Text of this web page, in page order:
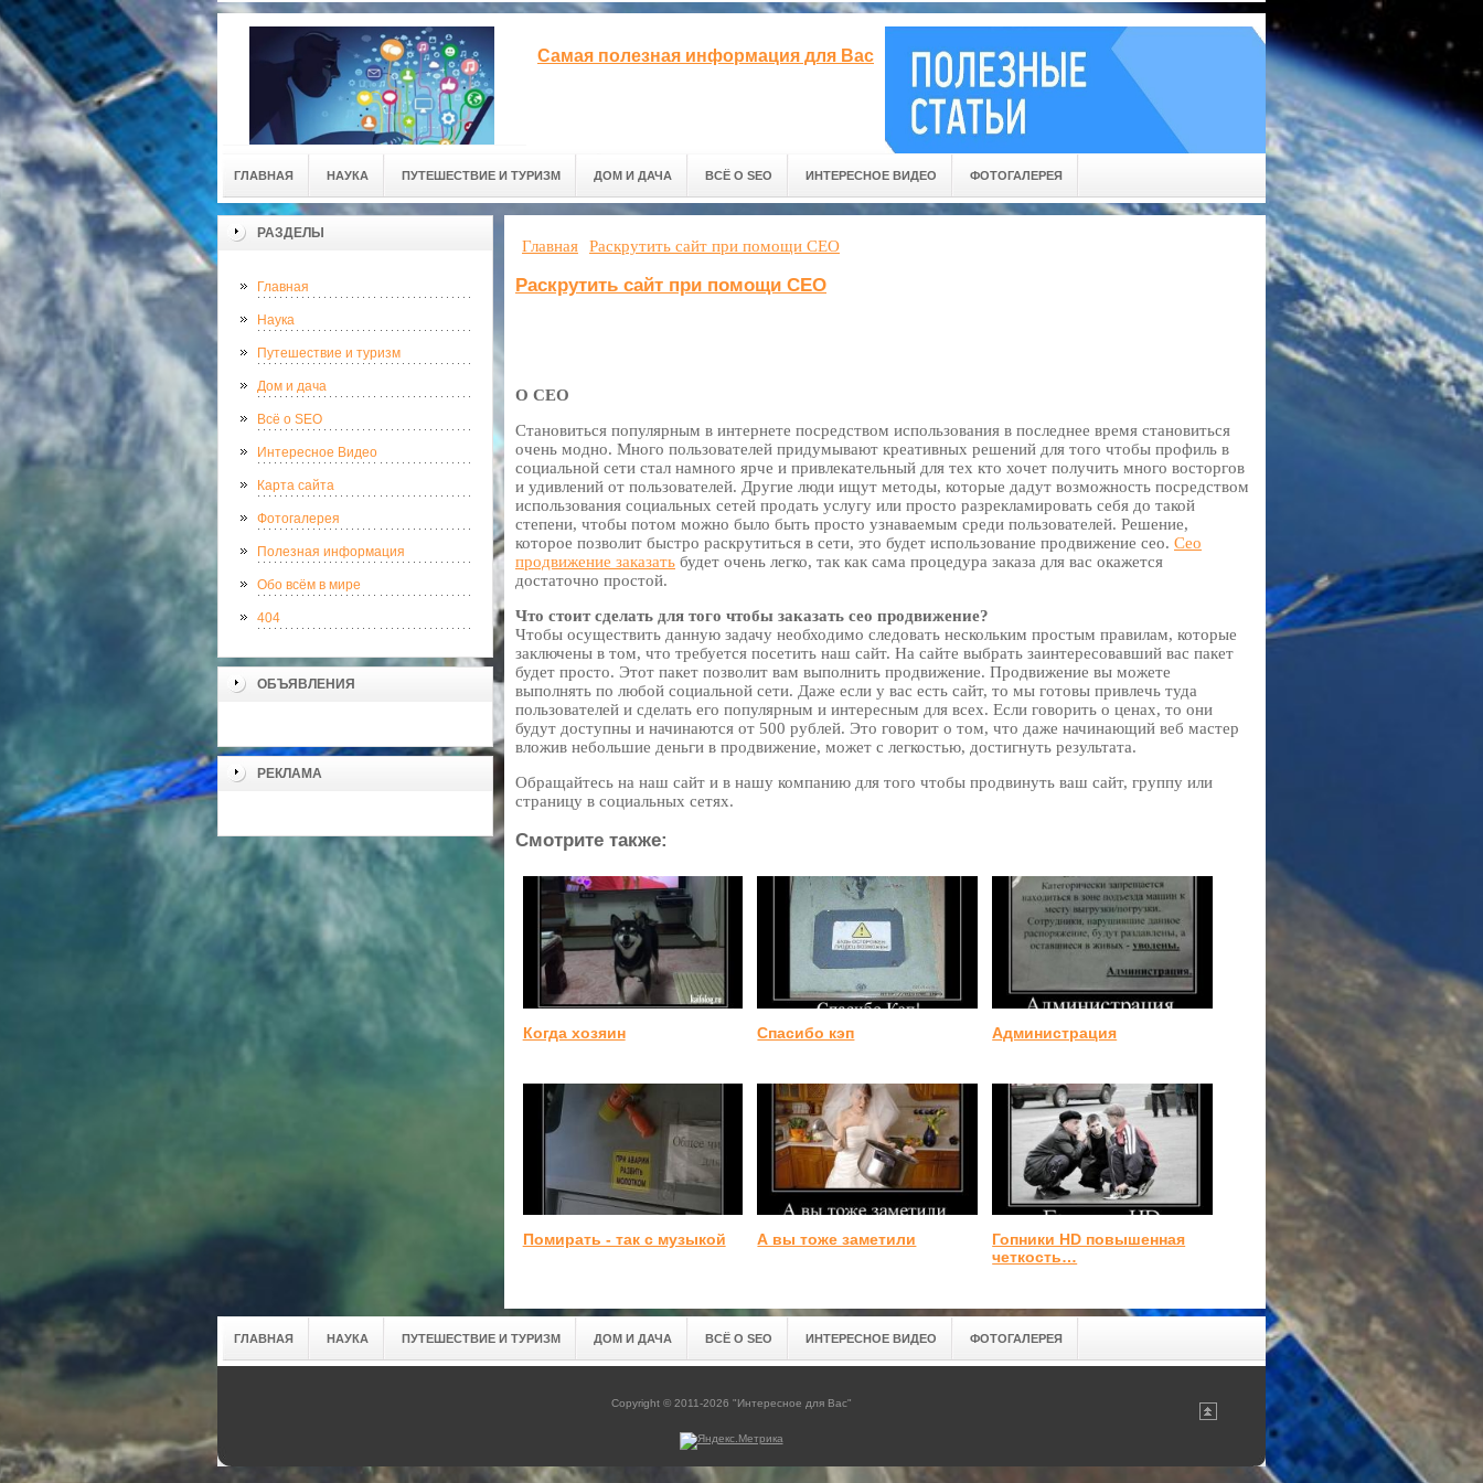
Самая полезная информация для Вас
ГЛАВНАЯ НАУКА ПУТЕШЕСТВИЕ И ТУРИЗМ ДОМ И ДАЧА ВСЁ О SEO ИНТЕРЕСНОЕ ВИДЕО ФОТОГАЛЕРЕЯ
РАЗДЕЛЫ
Главная
Наука
Путешествие и туризм
Дом и дача
Всё о SEO
Интересное Видео
Карта сайта
Фотогалерея
Полезная информация
Обо всём в мире
404
ОБЪЯВЛЕНИЯ
РЕКЛАМА
Главная Раскрутить сайт при помощи СЕО
Раскрутить сайт при помощи СЕО
О СЕО
Становиться популярным в интернете посредством использования в последнее время становиться
очень модно. Много пользователей придумывают креативных решений для того чтобы профиль в
социальной сети стал намного ярче и привлекательный для тех кто хочет получить много восторгов
и удивлений от пользователей. Другие люди ищут методы, которые дадут возможность посредством
использования социальных сетей продать услугу или просто разрекламировать себя до такой
степени, чтобы потом можно было быть просто узнаваемым среди пользователей. Решение,
которое позволит быстро раскрутиться в сети, это будет использование продвижение сео. Сео
продвижение заказать будет очень легко, так как сама процедура заказа для вас окажется
достаточно простой.
Что стоит сделать для того чтобы заказать сео продвижение?
Чтобы осуществить данную задачу необходимо следовать нескольким простым правилам, которые
заключены в том, что требуется посетить наш сайт. На сайте выбрать заинтересовавший вас пакет
будет просто. Этот пакет позволит вам выполнить продвижение. Продвижение вы можете
выполнять по любой социальной сети. Даже если у вас есть сайт, то мы готовы привлечь туда
пользователей и сделать его популярным и интересным для всех. Если говорить о ценах, то они
будут доступны и начинаются от 500 рублей. Это говорит о том, что даже начинающий веб мастер
вложив небольшие деньги в продвижение, может с легкостью, достигнуть результата.
Обращайтесь на наш сайт и в нашу компанию для того чтобы продвинуть ваш сайт, группу или
страницу в социальных сетях.
Смотрите также:
Когда хозяин Спасибо кэп Администрация
Помирать - так с музыкой А вы тоже заметили
Гопники HD повышенная
четкость…
ГЛАВНАЯ НАУКА ПУТЕШЕСТВИЕ И ТУРИЗМ ДОМ И ДАЧА ВСЁ О SEO ИНТЕРЕСНОЕ ВИДЕО ФОТОГАЛЕРЕЯ
Copyright © 2011-2026 "Интересное для Вас"